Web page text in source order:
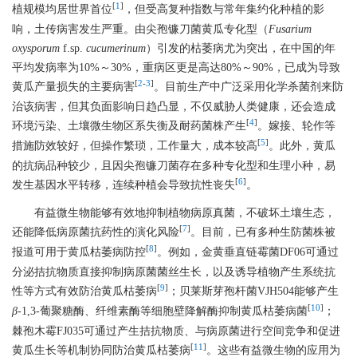
植规模均居世界首位[1 ]
，但受高复种指数与常年集约化种植的影
响，土传病害发生严重。由尖孢镰刀菌黄瓜专化型（Fusarium
oxysporum f.sp. cucumerinum）引发的枯萎病尤为突出，在中国的年
平均发病率为10%～30%，重病区更是高达80%～90%，已成为导致
黄瓜产量损失的主要病害[2-3] 。目前生产中广泛采用化学杀菌剂来防
治该病害，但其负面影响日趋凸显，不仅威胁人类健康，还会造成
环境污染、土壤微生物区系失衡及耐药菌株产生[4] 。嫁接、轮作等
措施防效较好，但操作繁琐，工作量大，成本较高[5] 。此外，黄瓜
的抗病品种较少，且因尖孢镰刀菌存在多种专化型和生理小种，易
发生基因水平转移，连续种植会导致抗性丧失[6] 。
有益微生物能够有效地抑制植物病原真菌，不破坏土壤生态，
还能降低病原菌抗药性的演化风险[7] 。目前，已有多种生防菌株被
报道可用于黄瓜枯萎病防控[8] 。例如，金黄垂直链霉菌DF06可通过
分泌拮抗物质直接抑制病原菌菌丝生长，以及诱导植物产生系统抗
性等方式有效防治黄瓜枯萎病[9]
；贝莱斯芽孢杆菌VJH504能够产生
β-1,3-葡聚糖酶、纤维素酶等细胞壁降解酶抑制黄瓜枯萎病菌[10]
；
棘孢木霉FJ035可通过产生拮抗物质、与病原菌进行空间竞争和促进
黄瓜生长等机制协同防治黄瓜枯萎病[11 ] 。这些有益微生物的应用为